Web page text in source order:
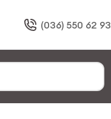
(036) 550 62 93